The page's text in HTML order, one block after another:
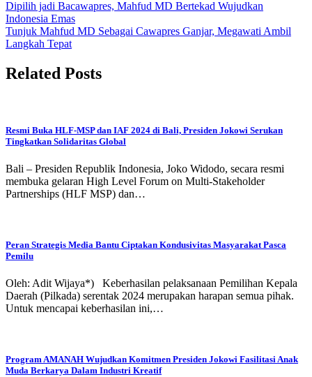
Post
navigation
Dipilih jadi Bacawapres, Mahfud MD Bertekad Wujudkan
Indonesia Emas
Tunjuk Mahfud MD Sebagai Cawapres Ganjar, Megawati Ambil
Langkah Tepat
Related Posts
Resmi Buka HLF-MSP dan IAF 2024 di Bali, Presiden Jokowi Serukan
Tingkatkan Solidaritas Global
Bali – Presiden Republik Indonesia, Joko Widodo, secara resmi
membuka gelaran High Level Forum on Multi-Stakeholder
Partnerships (HLF MSP) dan…
Peran Strategis Media Bantu Ciptakan Kondusivitas Masyarakat Pasca
Pemilu
Oleh: Adit Wijaya*) Keberhasilan pelaksanaan Pemilihan Kepala
Daerah (Pilkada) serentak 2024 merupakan harapan semua pihak.
Untuk mencapai keberhasilan ini,…
Program AMANAH Wujudkan Komitmen Presiden Jokowi Fasilitasi Anak
Muda Berkarya Dalam Industri Kreatif